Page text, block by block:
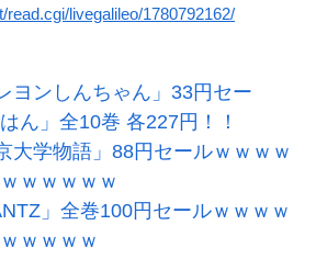
livegalileo/1780792162/
ヨンしんちゃん」33円セー
ん」全10巻 各227円！！
大学物語」88円セールｗｗｗｗ
ｗｗｗｗｗ
」全巻100円セールｗｗｗｗ
ｗｗｗｗ